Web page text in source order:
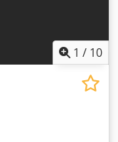
1 / 10